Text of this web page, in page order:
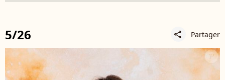
5/26 share Partager